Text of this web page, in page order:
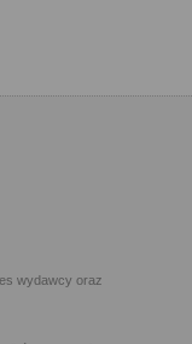
wydawcy oraz